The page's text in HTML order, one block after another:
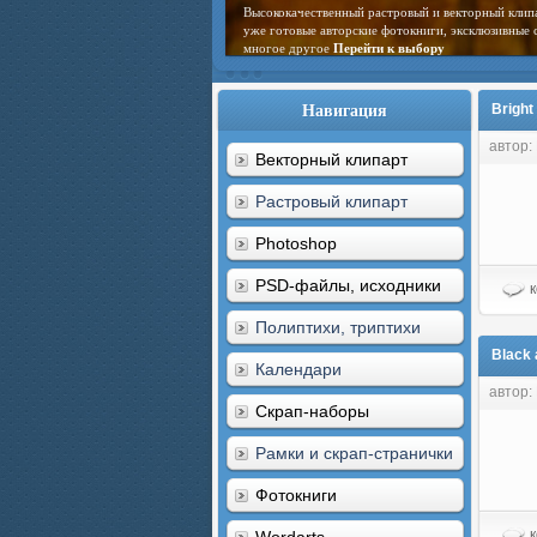
Высококачественный растровый и векторный
уже готовые авторские фотокниги,
многое другое Перейти к выбору
Навигация
Векторный клипарт
Растровый клипарт
Photoshop
PSD-файлы, исходники
Полиптихи, триптихи
Календари
Скрап-наборы
Рамки и скрап-странички
Фотокниги
автор:
Black
автор: